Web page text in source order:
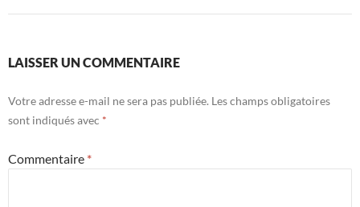
LAISSER UN COMMENTAIRE
Votre adresse e-mail ne sera pas publiée. Les champs obligatoires
sont indiqués avec *
Commentaire *